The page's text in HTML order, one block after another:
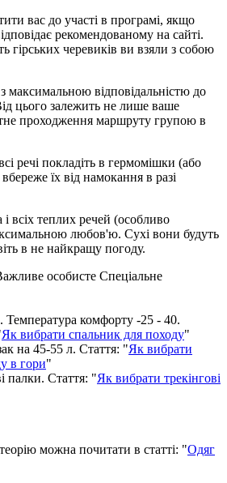
вас до участі в програмі, якщо
рекомендованому на сайті.
гірських черевиків ви взяли з собою
з максимальною відповідальністю до
цього залежить не лише ваше
проходження маршруту групою в
речі покладіть в гермомішки (або
їх від намокання в разі
всіх теплих речей (особливо
любов'ю. Сухі вони будуть
в не найкращу погоду.
особисте Спеціальне
Температура комфорту -25 - 40.
Як вибрати спальник для походу"
на 45-55 л. Стаття: "Як вибрати
в гори"
палки. Стаття: "Як вибрати трекінгові
можна почитати в статті: "Одяг